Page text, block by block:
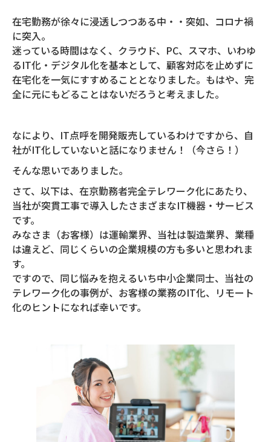
在宅勤務が徐々に浸透しつつある中・・突如、コロナ禍
に突入。
迷っている時間はなく、クラウド、PC、スマホ、いわゆ
るIT化・デジタル化を基本として、顧客対応を止めずに
在宅化を一気にすすめることとなりました。もはや、完
全に元にもどることはないだろうと考えました。
なにより、IT点呼を開発販売しているわけですから、自
社がIT化していないと話になりません！（今さら！）
そんな思いでありました。
さて、以下は、在京勤務者完全テレワーク化にあたり、
当社が突貫工事で導入したさまざまなIT機器・サービス
です。
みなさま（お客様）は運輸業界、当社は製造業界、業種
は違えど、同じくらいの企業規模の方も多いと思われま
す。
ですので、同じ悩みを抱えるいち中小企業同士、当社の
テレワーク化の事例が、お客様の業務のIT化、リモート
化のヒントになれば幸いです。